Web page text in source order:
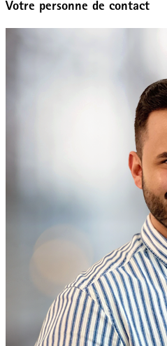
Votre personne de contact